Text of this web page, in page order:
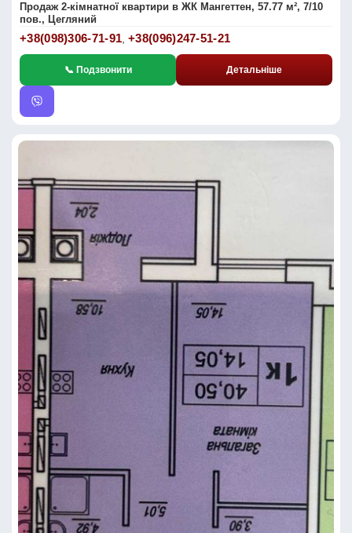
Продаж 2-кімнатної квартири в ЖК Мангеттен, 57.77 м², 7/10
пов., Цегляний
+38(098)306-71-91,+38(096)247-51-21
📞 Подзвонити Детальніше